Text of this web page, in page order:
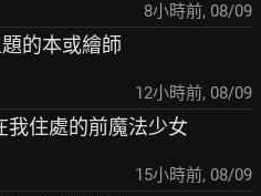
8小時前, 08/09
的本或繪師
12小時前, 08/09
我住處的前魔法少女
15小時前, 08/09